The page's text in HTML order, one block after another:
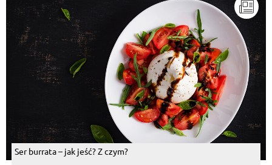
Ser burrata – jak jeść? Z czym?